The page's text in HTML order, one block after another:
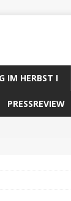
IM HERBST I
PRESSREVIEW